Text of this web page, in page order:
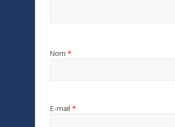
Nom *
E-mail *